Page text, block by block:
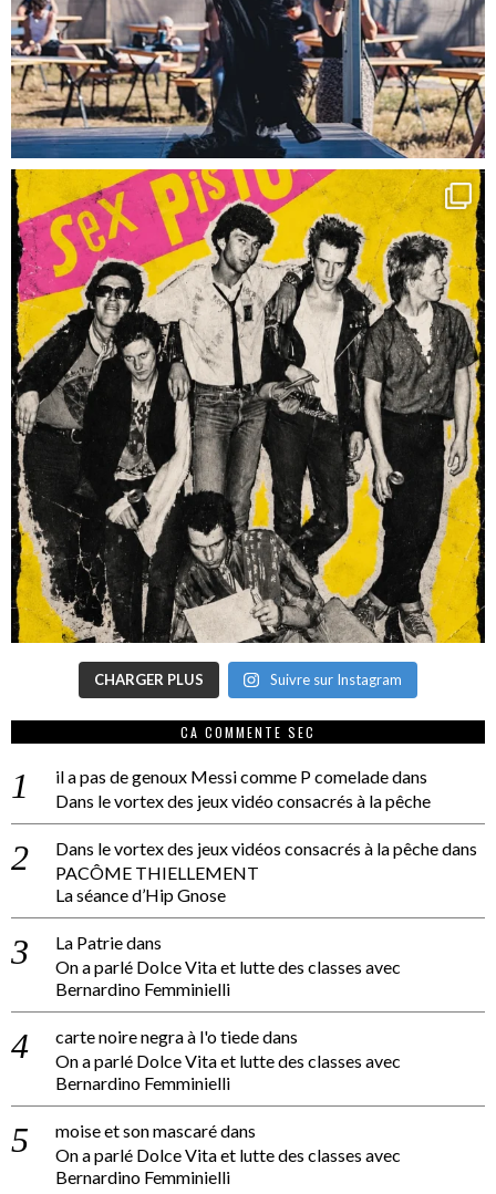
CHARGER PLUS Suivre sur Instagram
CA COMMENTE SEC
il a pas de genoux Messi comme P comeladedans
Dans le vortex des jeux vidéo consacrés à la pêche
Dans le vortex des jeux vidéos consacrés à la pêchedans
PACÔME THIELLEMENT
La séance d’Hip Gnose
La Patriedans
On a parlé Dolce Vita et lutte des classes avec
Bernardino Femminielli
carte noire negra à l'o tiededans
On a parlé Dolce Vita et lutte des classes avec
Bernardino Femminielli
moise et son mascarédans
On a parlé Dolce Vita et lutte des classes avec
Bernardino Femminielli